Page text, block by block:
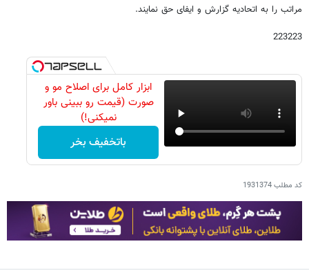
مراتب را به اتحادیه گزارش و ایفای حق نمایند.
223223
ابزار کامل برای اصلاح مو و
صورت (قیمت رو ببینی باور
نمیکنی!)
باتخفیف بخر
کد مطلب1931374